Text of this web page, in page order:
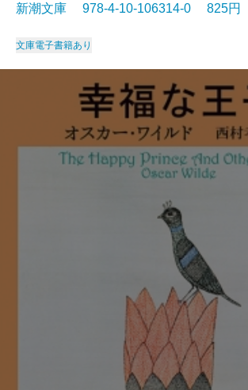
新潮文庫 978-4-10-106314-0 825円
文庫電子書籍あり